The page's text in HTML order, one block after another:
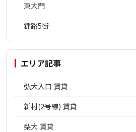
東大門
鍾路5街
エリア記事
弘大入口 賃貸
新村(2号線) 賃貸
梨大 賃貸